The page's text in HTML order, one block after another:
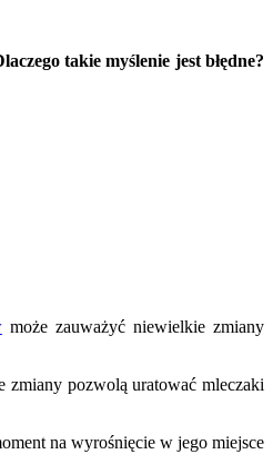
takie myślenie jest błędne?
może zauważyć niewielkie zmiany
zmiany pozwolą uratować mleczaki
na wyrośnięcie w jego miejsce